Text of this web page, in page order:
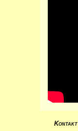
Kontakt